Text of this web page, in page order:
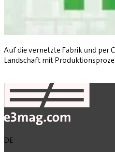
Auf die vernetzte Fabrik und per
Landschaft mit
DE